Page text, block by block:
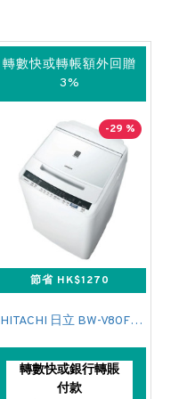
轉數快或轉帳額外回贈
3%
-29 %
節省 HK$1270
HITACHI 日立 BW-V80FSP 日式洗衣機 (8公斤)
轉數快或銀行轉賬
付款